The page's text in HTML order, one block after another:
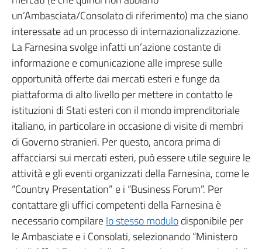
un’Ambasciata/Consolato di riferimento) ma che siano
interessate ad un processo di internazionalizzazione.
La Farnesina svolge infatti un’azione costante di
informazione e comunicazione alle imprese sulle
opportunità offerte dai mercati esteri e funge da
piattaforma di alto livello per mettere in contatto le
istituzioni di Stati esteri con il mondo imprenditoriale
italiano, in particolare in occasione di visite di membri
di Governo stranieri. Per questo, ancora prima di
affacciarsi sui mercati esteri, può essere utile seguire le
attività e gli eventi organizzati della Farnesina, come le
“Country Presentation” e i “Business Forum”. Per
contattare gli uffici competenti della Farnesina è
necessario compilarelo stesso modulodisponibile per
le Ambasciate e i Consolati, selezionando “Ministero